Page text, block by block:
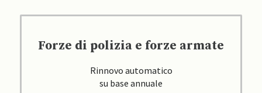
Forze di polizia e forze armate
Rinnovo automatico
su base annuale